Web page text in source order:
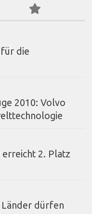
die
2010: Volvo
erreicht 2. Platz
Länder dürfen